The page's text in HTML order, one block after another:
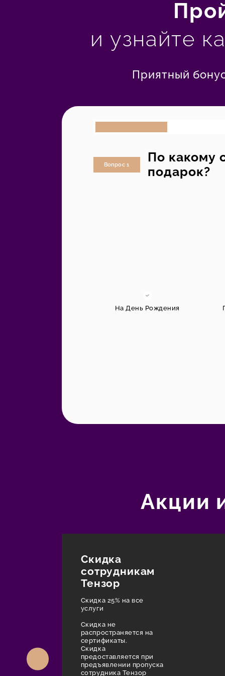
и узнайте
Приятный
Вопрос 1
По какому
подарок?
На День Рождения
Акции
Скидка
сотрудникам
Тензор
Скидка 25% на все
услуги
Скидка не
распространяется на
сертификаты.
Скидка
предоставляется при
предъявлении пропуска
сотрудника Тензор